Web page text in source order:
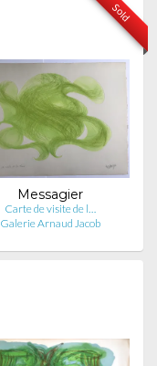
Sold
Messagier
Carte de visite de l…
Galerie Arnaud Jacob